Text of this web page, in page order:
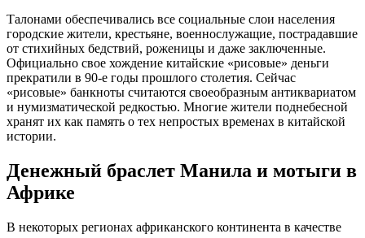
Талонами обеспечивались все социальные слои населения
городские жители, крестьяне, военнослужащие, пострадавшие
от стихийных бедствий, роженицы и даже заключенные.
Официально свое хождение китайские «рисовые» деньги
прекратили в 90-е годы прошлого столетия. Сейчас
«рисовые» банкноты считаются своеобразным антиквариатом
и нумизматической редкостью. Многие жители поднебесной
хранят их как память о тех непростых временах в китайской
истории.
Денежный браслет Манила и мотыги в
Африке
В некоторых регионах африканского континента в качестве